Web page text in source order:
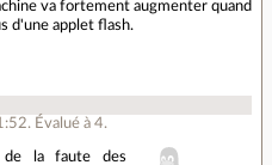
va fortement augmenter quand
d'une applet flash.
. Évalué à4.
la faute des